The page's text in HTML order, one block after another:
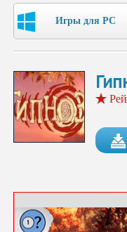
Игры для PC